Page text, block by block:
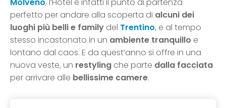
Molveno, l’Hotel è infatti il punto di partenza
perfetto per andare alla scoperta di alcuni dei
luoghi più belli e family del Trentino, e al tempo
stesso incastonato in un ambiente tranquillo e
lontano dal caos. E da quest’anno si offre in una
nuova veste, un restyling che parte dalla facciata
per arrivare alle bellissime camere.